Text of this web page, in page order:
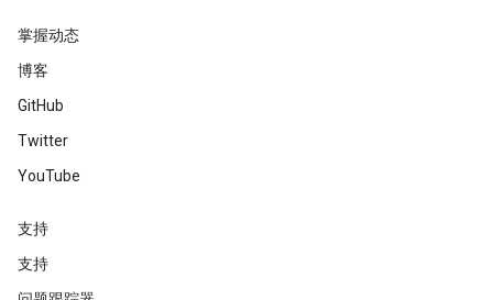
掌握动态
博客
GitHub
Twitter
YouTube
支持
支持